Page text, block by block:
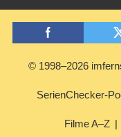
© 1998–2026
SerienChecker-
Filme A–Z